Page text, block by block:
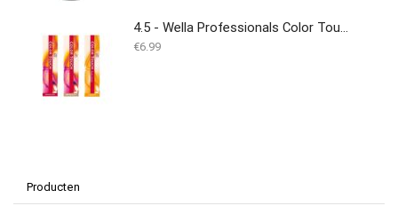
4.5 - Wella Professionals Color Touch - 60ml
€6.99
Producten